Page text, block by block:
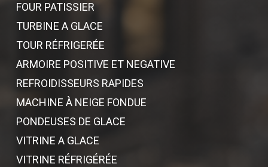
FOUR PATISSIER
TURBINE A GLACE
TOUR RÉFRIGERÉE
ARMOIRE POSITIVE ET NEGATIVE
REFROIDISSEURS RAPIDES
MACHINE À NEIGE FONDUE
PONDEUSES DE GLACE
VITRINE A GLACE
VITRINE RÉFRIGÉRÉE